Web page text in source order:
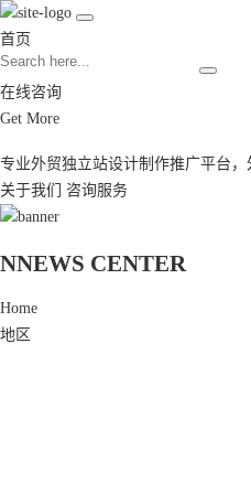
首页
在线咨询
Get More
专业外贸独立站设计制作推广平台，
关于我们
咨询服务
NNEWS CENTER
Home
地区